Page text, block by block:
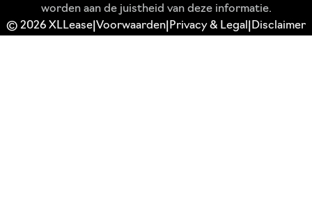
worden aan de juistheid van deze informatie.
© 2026 XLLease Voorwaarden Privacy & Legal Disclaimer